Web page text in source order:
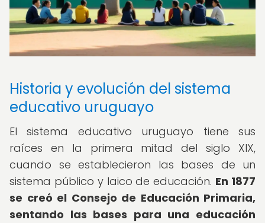
Historia y evolución del sistema
educativo uruguayo
El sistema educativo uruguayo tiene sus
raíces en la primera mitad del siglo XIX,
cuando se establecieron las bases de un
sistema público y laico de educación. En 1877
se creó el Consejo de Educación Primaria,
sentando las bases para una educación